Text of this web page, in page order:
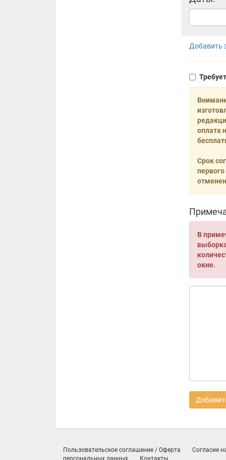
Добавить
оплата
Срок
В
окне.
Пользовательское соглашение / Оферта
Согласие
персональных данных
Контакты